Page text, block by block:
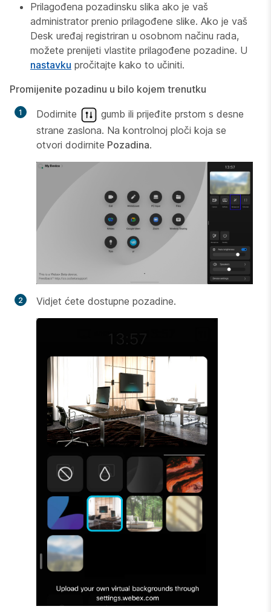
Prilagođena pozadinsku slika ako je vaš
administrator prenio prilagođene slike. Ako je vaš
Desk uređaj registriran u osobnom načinu rada,
možete prenijeti vlastite prilagođene pozadine. U
nastavku pročitajte kako to učiniti.
Promijenite pozadinu u bilo kojem trenutku
Dodirnite
gumb ili prijeđite prstom s desne
strane zaslona. Na kontrolnoj ploči koja se
otvori dodirnite Pozadina.
Vidjet ćete dostupne pozadine.